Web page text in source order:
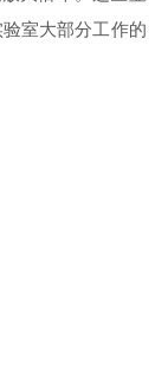
室大部分工作的